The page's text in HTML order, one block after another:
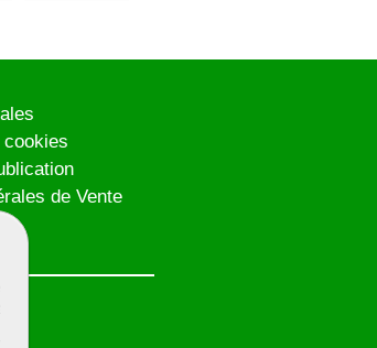
cookies
de Vente